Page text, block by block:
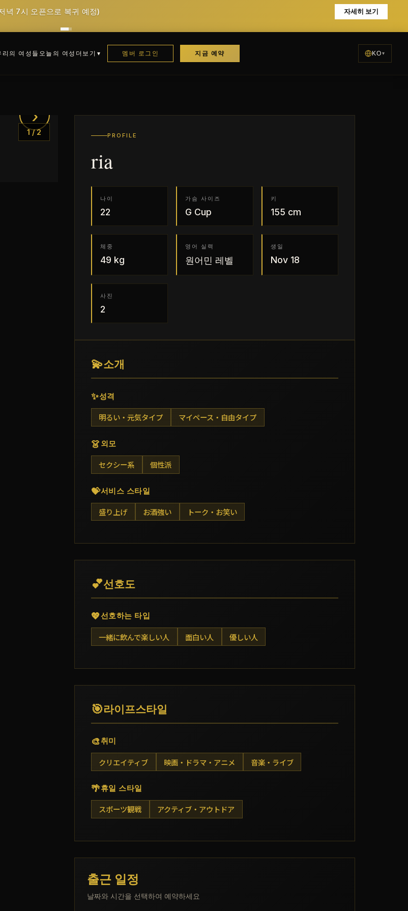
녁 7시 오픈으로 복귀 예정) 자세히 보기
리의 여성들 오늘의 여성 더보기 멤버 로그인 지금 예약 KO
›
1/2 PROFILE
ria
나이
22
가슴 사이즈
G Cup
키
155 cm
체중
49 kg
영어 실력
원어민 레벨
생일
Nov 18
사진
2
💫소개
✨성격
明るい・元気タイプ マイペース・自由タイプ
👗 외모
セクシー系 個性派
💝서비스 스타일
盛り上げ お酒強い トーク・お笑い
💕선호도
💖선호하는 타입
一緒に飲んで楽しい人 面白い人 優しい人
🎯라이프스타일
🎨 취미
クリエイティブ 映画・ドラマ・アニメ 音楽・ライブ
🌴휴일 스타일
スポーツ観戦 アクティブ・アウトドア
출근 일정
날짜와 시간을 선택하여 예약하세요